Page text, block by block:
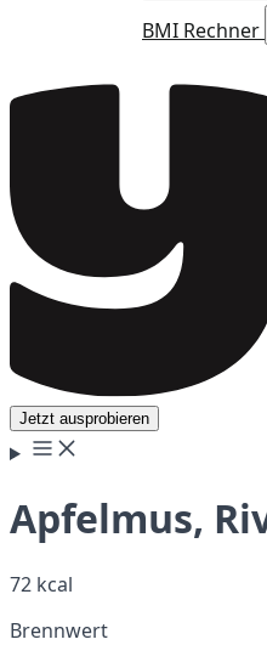
BMI Rechner
Jetzt ausprobieren
Apfelmus,
72 kcal
Brennwert